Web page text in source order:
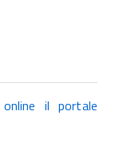
il portale